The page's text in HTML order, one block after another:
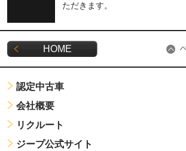
ただきます。
HOME
認定中古車
会社概要
リクルート
ジープ公式サイト